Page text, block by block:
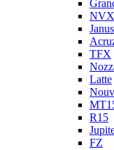
NVX
Janus
TFX
Latte
R15
FZ